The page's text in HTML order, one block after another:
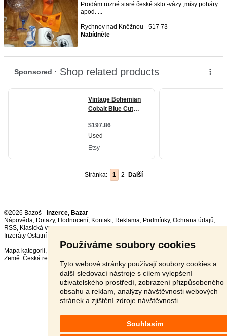
Používáme soubory cookies
Tyto webové stránky používají soubory cookies a
další sledovací nástroje s cílem vylepšení
uživatelského prostředí, zobrazení přizpůsobeného
obsahu a reklam, analýzy návštěvnosti webových
stránek a zjištění zdroje návštěvnosti.
Souhlasím
Prodám různé staré české sklo -vázy ,mísy poháry
apod. ...
Rychnov nad Kněžnou - 517 73
Nabídněte
Stránka: 1 2 Další
©2026 Bazoš - Inzerce, Bazar
Nápověda, Dotazy, Hodnocení, Kontakt, Reklama, Podmínky, Ochrana údajů,
RSS,
Inzeráty Ostatní celkem:
Mapa kategorií,
Země: Česká republika